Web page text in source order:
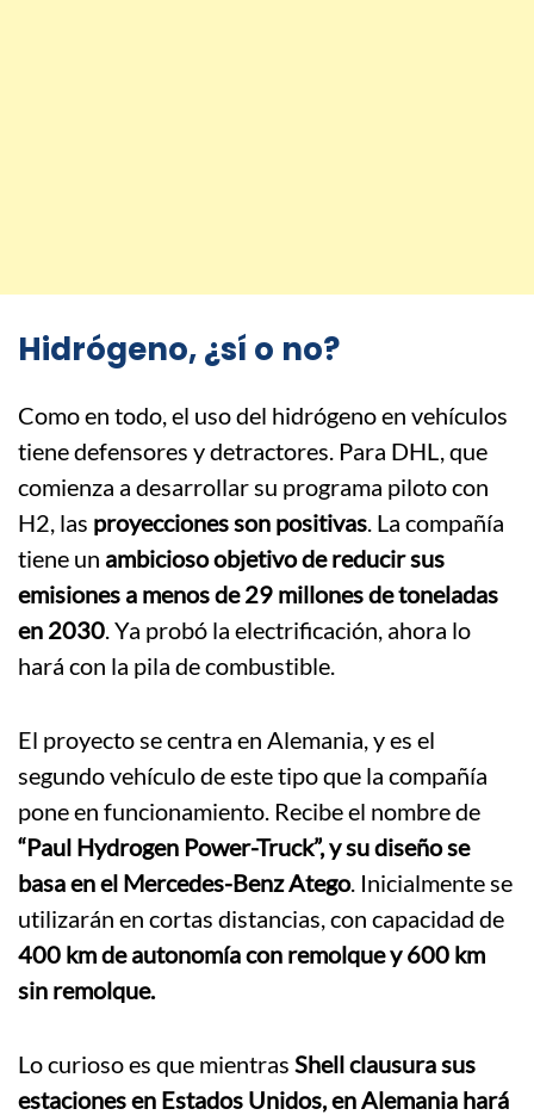
Hidrógeno, ¿sí o no?
Como en todo, el uso del hidrógeno en vehículos
tiene defensores y detractores. Para DHL, que
comienza a desarrollar su programa piloto con
H2, las proyecciones son positivas . La compañía
tiene un ambicioso objetivo de reducir sus
emisiones a menos de 29 millones de toneladas
en 2030 . Ya probó la electrificación, ahora lo
hará con la pila de combustible.
El proyecto se centra en Alemania, y es el
segundo vehículo de este tipo que la compañía
pone en funcionamiento. Recibe el nombre de
“Paul Hydrogen Power-Truck”, y su diseño se
basa en el Mercedes-Benz Atego. Inicialmente se
utilizarán en cortas distancias, con capacidad de
400 km de autonomía con remolque y 600 km
sin remolque.
Lo curioso es que mientras Shell clausura sus
estaciones en Estados Unidos, en Alemania hará